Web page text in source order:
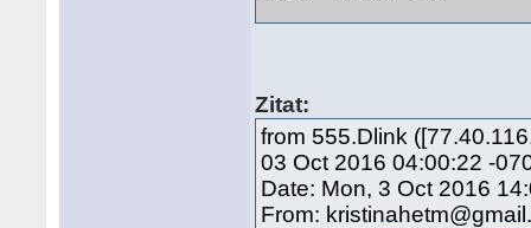
Zitat:
from 555.Dlink
03 Oct 2016 04:00:22 -
Date: Mon, 3 Oct 2016
From: